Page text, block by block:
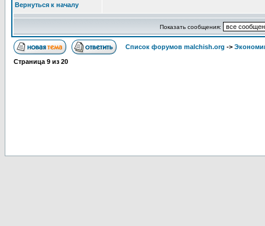
Вернуться к началу
Показать сообщения:
Список форумов malchish.org ->
Страница 9 из 20